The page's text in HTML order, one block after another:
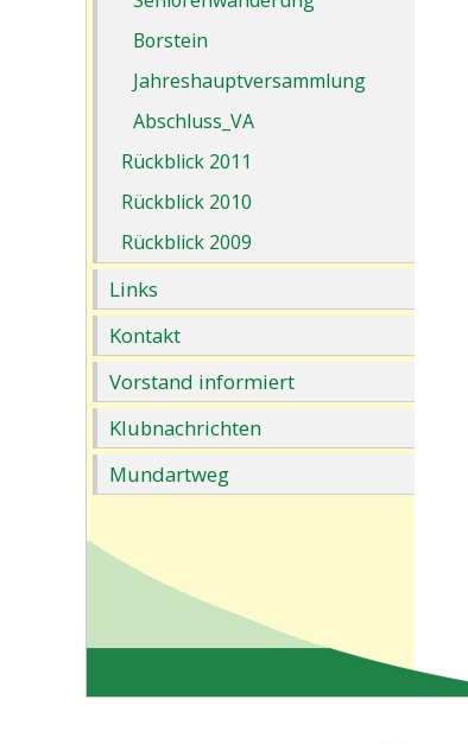
Borstein
Jahreshauptversammlung
Abschluss_VA
Rückblick 2011
Rückblick 2010
Rückblick 2009
Links
Kontakt
Vorstand informiert
Klubnachrichten
Mundartweg